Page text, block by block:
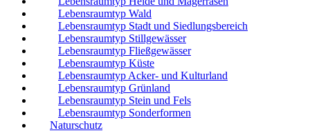
Lebensraumtyp Wald
Lebensraumtyp Stadt und Siedlungsbereich
Lebensraumtyp Stillgewässer
Lebensraumtyp Fließgewässer
Lebensraumtyp Küste
Lebensraumtyp Acker- und Kulturland
Lebensraumtyp Grünland
Lebensraumtyp Stein und Fels
Lebensraumtyp Sonderformen
Naturschutz